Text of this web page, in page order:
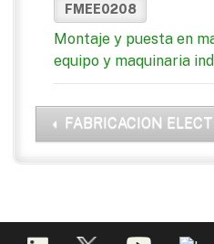
FMEE0208
Montaje y puesta en
equipo y maquinaria
FABRICACION